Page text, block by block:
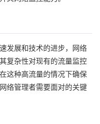
发展和技术的进步，网络
复杂性对现有的流量监控
这种高流量的情况下确保
络管理者需要面对的关键